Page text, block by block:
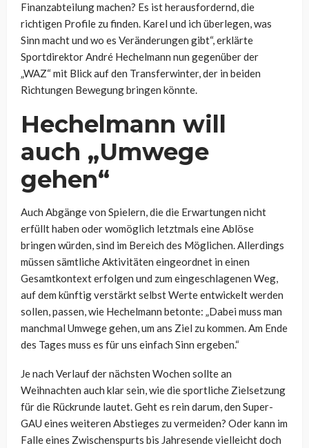
Finanzabteilung machen? Es ist herausfordernd, die
richtigen Profile zu finden. Karel und ich überlegen, was
Sinn macht und wo es Veränderungen gibt“, erklärte
Sportdirektor André Hechelmann nun gegenüber der
„WAZ“ mit Blick auf den Transferwinter, der in beiden
Richtungen Bewegung bringen könnte.
Hechelmann will
auch „Umwege
gehen“
Auch Abgänge von Spielern, die die Erwartungen nicht
erfüllt haben oder womöglich letztmals eine Ablöse
bringen würden, sind im Bereich des Möglichen. Allerdings
müssen sämtliche Aktivitäten eingeordnet in einen
Gesamtkontext erfolgen und zum eingeschlagenen Weg,
auf dem künftig verstärkt selbst Werte entwickelt werden
sollen, passen, wie Hechelmann betonte: „Dabei muss man
manchmal Umwege gehen, um ans Ziel zu kommen. Am Ende
des Tages muss es für uns einfach Sinn ergeben.“
Je nach Verlauf der nächsten Wochen sollte an
Weihnachten auch klar sein, wie die sportliche Zielsetzung
für die Rückrunde lautet. Geht es rein darum, den Super-
GAU eines weiteren Abstieges zu vermeiden? Oder kann im
Falle eines Zwischenspurts bis Jahresende vielleicht doch